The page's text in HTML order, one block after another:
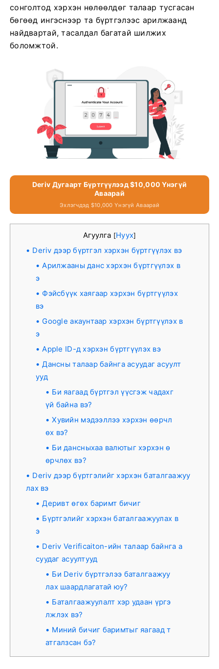
сонголтод хэрхэн нөлөөлдөг талаар тусгасан
бөгөөд ингэснээр та бүртгэлээс арилжаанд
найдвартай, тасалдал багатай шилжих
боломжтой.
Deriv Дугаарт Бүртгүүлээд $10,000 Үнэгүй
Аваарай
Эхлэгчдэд $10,000 Үнэгүй Аваарай
Агуулга [Нуух]
Deriv дээр бүртгэл хэрхэн бүртгүүлэх вэ
Арилжааны данс хэрхэн бүртгүүлэх в
э
Фэйсбүүк хаягаар хэрхэн бүртгүүлэх
вэ
Google акаунтаар хэрхэн бүртгүүлэх в
э
Apple ID-д хэрхэн бүртгүүлэх вэ
Дансны талаар байнга асуудаг асуулт
ууд
Би яагаад бүртгэл үүсгэж чадахг
үй байна вэ?
Хувийн мэдээллээ хэрхэн өөрчл
өх вэ?
Би дансныхаа валютыг хэрхэн ө
өрчлөх вэ?
Deriv дээр бүртгэлийг хэрхэн баталгаажуу
лах вэ
Деривт өгөх баримт бичиг
Бүртгэлийг хэрхэн баталгаажуулах в
э
Deriv Verificaiton-ийн талаар байнга а
суудаг асуултууд
Би Deriv бүртгэлээ баталгаажуу
лах шаардлагатай юу?
Баталгаажуулалт хэр удаан үргэ
лжлэх вэ?
Миний бичиг баримтыг яагаад т
атгалзсан бэ?